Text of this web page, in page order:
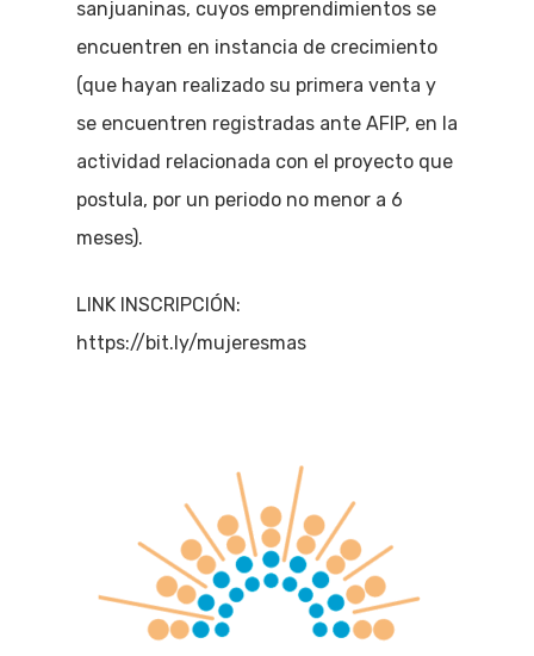
sanjuaninas, cuyos emprendimientos se
encuentren en instancia de crecimiento
(que hayan realizado su primera venta y
se encuentren registradas ante AFIP, en la
actividad relacionada con el proyecto que
postula, por un periodo no menor a 6
meses).
LINK INSCRIPCIÓN:
https://bit.ly/mujeresmas